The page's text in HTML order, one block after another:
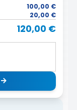
100,00 €
20,00 €
120,00 €